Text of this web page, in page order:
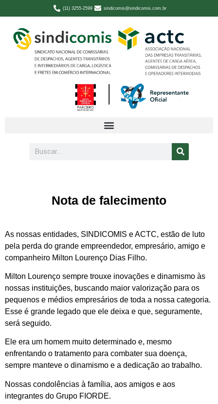
(11) 3255-2599 sindicomis@sindicomis.com.br
Nota de falecimento
As nossas entidades, SINDICOMIS e ACTC, estão de luto
pela perda do grande empreendedor, empresário, amigo e
companheiro Milton Lourenço Dias Filho.
Milton Lourenço sempre trouxe inovações e dinamismo às
nossas instituições, buscando maior valorização para os
pequenos e médios empresários de toda a nossa categoria.
Esse é grande legado que ele deixa e que, seguramente,
será seguido.
Ele era um homem muito determinado e, mesmo
enfrentando o tratamento para combater sua doença,
sempre manteve o dinamismo e a dedicação ao trabalho.
Nossas condolências à família, aos amigos e aos
integrantes do Grupo FIORDE.